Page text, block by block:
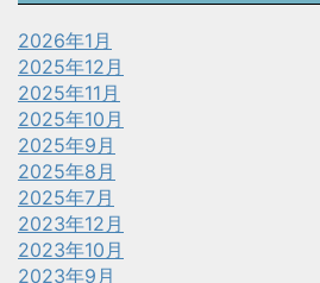
2026年1月
2025年12月
2025年11月
2025年10月
2025年9月
2025年8月
2025年7月
2023年12月
2023年10月
2023年9月